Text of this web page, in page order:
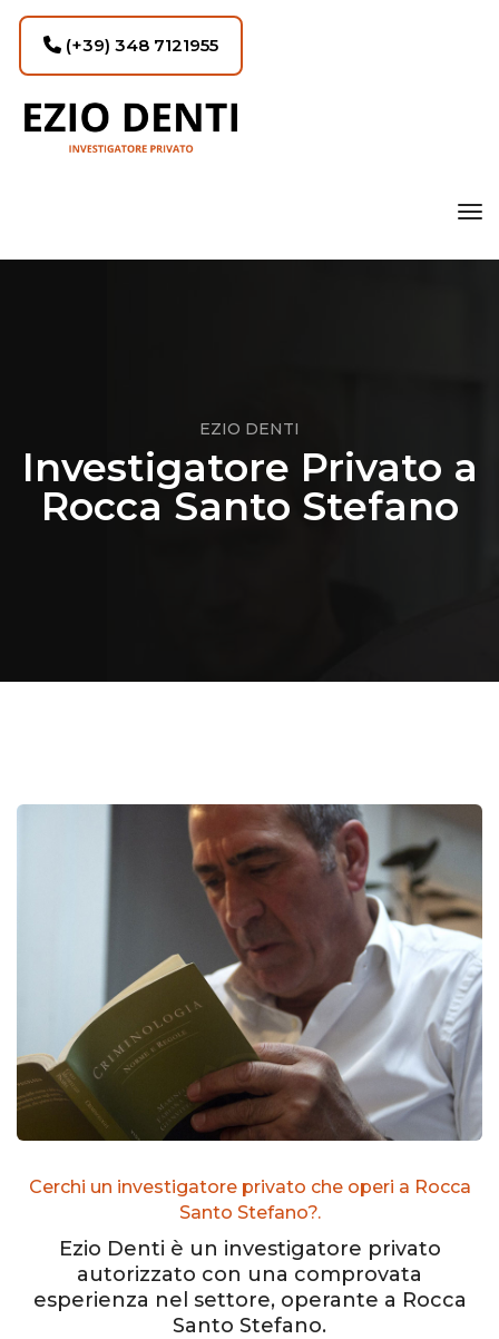
(+39) 348 7121955
EZIO DENTI
Investigatore Privato a
Rocca Santo Stefano
Cerchi un investigatore privato che operi a Rocca
Santo Stefano?.
Ezio Denti è un investigatore privato
autorizzato con una comprovata
esperienza nel settore, operante a Rocca
Santo Stefano.